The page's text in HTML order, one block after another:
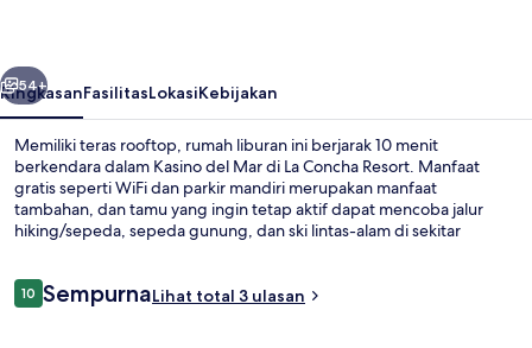
Berikutnya
54+
RingkasanFasilitasLokasiKebijakan
Memiliki teras rooftop, rumah liburan ini berjarak 10 menit
berkendara dalam Kasino del Mar di La Concha Resort. Manfaat
gratis seperti WiFi dan parkir mandiri merupakan manfaat
tambahan, dan tamu yang ingin tetap aktif dapat mencoba jalur
hiking/sepeda, sepeda gunung, dan ski lintas-alam di sekitar
Ulasan
1010 dari 10
SempurnaLihat total 3 ulasan